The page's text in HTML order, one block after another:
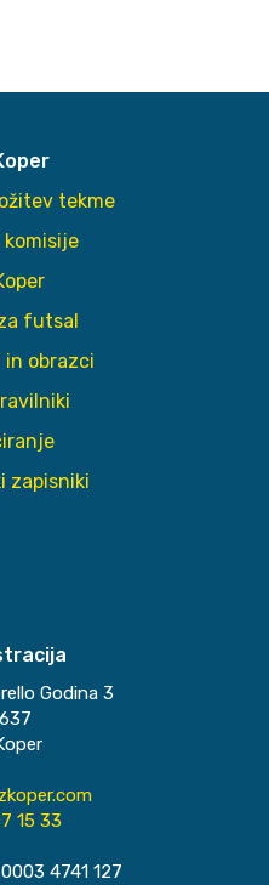
tekme
komisije
futsal
in obrazci
zapisniki
Godina 3
15 33
4741 127